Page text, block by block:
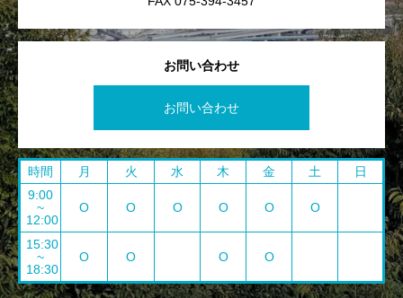
お問い合わせ
お問い合わせ
時間 月 火 水 木 金 土
日
9:00
~
12:00
O O O O O O
15:30
~
18:30
O O O O